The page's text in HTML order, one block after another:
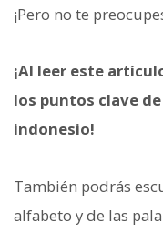
¡Pero no te
¡Al leer este
los puntos clave
indonesio!
También podrás
alfabeto y de las